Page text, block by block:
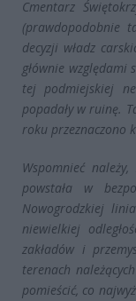
Cmentarz
(prawdopodobnie
decyzji władz
głównie
tej podmiejskiej
popadały w ruinę.
roku przeznaczono
Wspomnieć
powstała w
Nowogrodzkiej
niewielkiej
zakładów i
terenach
pomieścić, co